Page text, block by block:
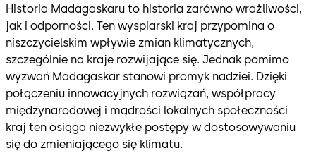
Historia Madagaskaru to historia zarówno wrażliwości,
jak i odporności. Ten wyspiarski kraj przypomina o
niszczycielskim wpływie zmian klimatycznych,
szczególnie na kraje rozwijające się. Jednak pomimo
wyzwań Madagaskar stanowi promyk nadziei. Dzięki
połączeniu innowacyjnych rozwiązań, współpracy
międzynarodowej i mądrości lokalnych społeczności
kraj ten osiąga niezwykłe postępy w dostosowywaniu
się do zmieniającego się klimatu.